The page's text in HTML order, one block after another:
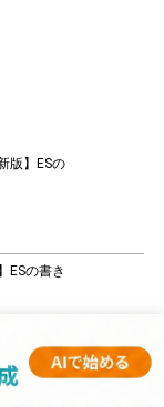
版】ESの
ESの書き
ESの書き